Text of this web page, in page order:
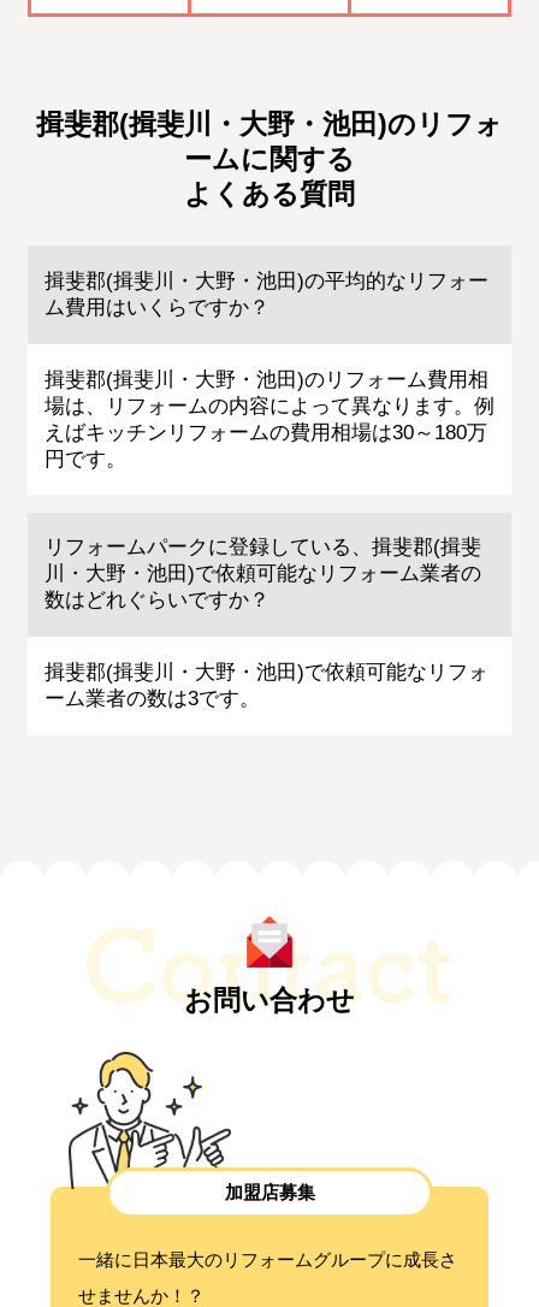
揖斐郡(揖斐川・大野・池田)のリフォ
ームに関する
よくある質問
揖斐郡(揖斐川・大野・池田)の平均的なリフォー
ム費用はいくらですか？
揖斐郡(揖斐川・大野・池田)のリフォーム費用相
場は、リフォームの内容によって異なります。例
えばキッチンリフォームの費用相場は30～180万
円です。
リフォームパークに登録している、揖斐郡(揖斐
川・大野・池田)で依頼可能なリフォーム業者の
数はどれぐらいですか？
揖斐郡(揖斐川・大野・池田)で依頼可能なリフォ
ーム業者の数は3です。
お問い合わせ
加盟店募集
一緒に日本最大のリフォームグループに成長さ
せませんか！？